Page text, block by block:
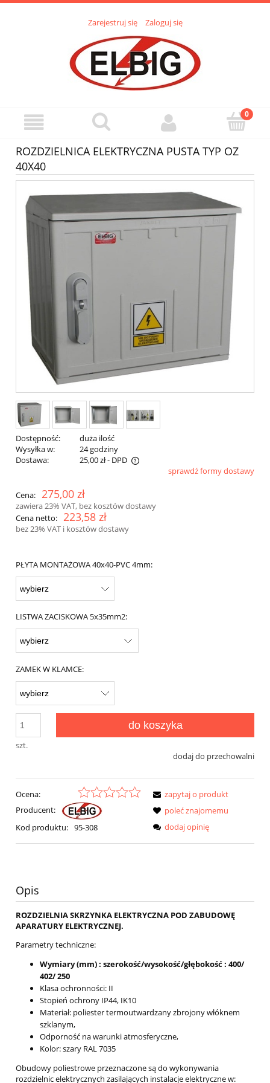
Zarejestruj się Zaloguj się
ROZDZIELNICA ELEKTRYCZNA PUSTA TYP OZ
40X40
Dostępność:
duża ilość
Wysyłka w:
24 godziny
Dostawa:
25,00 zł- DPD
sprawdź formy dostawy
Cena: 275,00 zł
zawiera 23% VAT, bez kosztów dostawy
Cena netto:
223,58 zł
bez 23% VAT i kosztów dostawy
PŁYTA MONTAŻOWA 40x40-PVC 4mm:
LISTWA ZACISKOWA 5x35mm2:
ZAMEK W KLAMCE:
szt.
do koszyka
dodaj do przechowalni
Ocena:
Producent:
Kod produktu: 95-308
zapytaj o produkt
poleć znajomemu
dodaj opinię
Opis
ROZDZIELNIA SKRZYNKA ELEKTRYCZNA POD ZABUDOWĘ
APARATURY ELEKTRYCZNEJ.
Parametry techniczne:
Wymiary (mm) : szerokość/wysokość/głębokość : 400/
402/ 250
Klasa ochronności: II
Stopień ochrony IP44, IK10
Materiał: poliester termoutwardzany zbrojony włóknem
szklanym,
Odporność na warunki atmosferyczne,
Kolor: szary RAL 7035
Obudowy poliestrowe przeznaczone są do wykonywania
rozdzielnic elektrycznych zasilających instalacje elektryczne w: